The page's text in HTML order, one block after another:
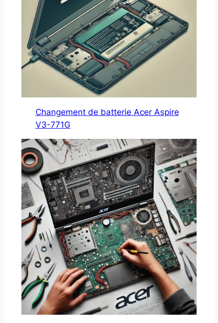
Changement de batterie Acer Aspire
V3-771G